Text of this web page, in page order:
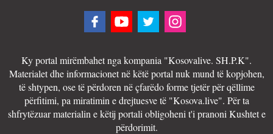
Ky portal mirëmbahet nga kompania "Kosovalive. SH.P.K".
Materialet dhe informacionet në këtë portal nuk mund të kopjohen,
të shtypen, ose të përdoren në çfarëdo forme tjetër për qëllime
përfitimi, pa miratimin e drejtuesve të "Kosova.live". Për ta
shfrytëzuar materialin e këtij portali obligoheni t'i pranoni Kushtet e
përdorimit.